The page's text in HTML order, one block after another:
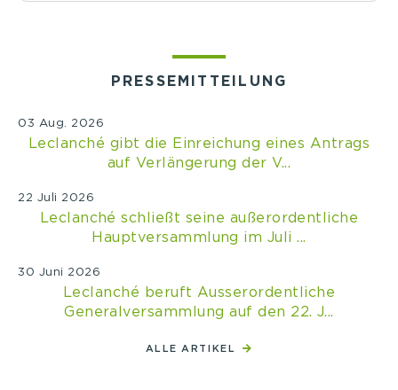
PRESSEMITTEILUNG
03 Aug. 2026
Leclanché gibt die Einreichung eines Antrags
auf Verlängerung der V...
22 Juli 2026
Leclanché schließt seine außerordentliche
Hauptversammlung im Juli ...
30 Juni 2026
Leclanché beruft Ausserordentliche
Generalversammlung auf den 22. J...
ALLE ARTIKEL